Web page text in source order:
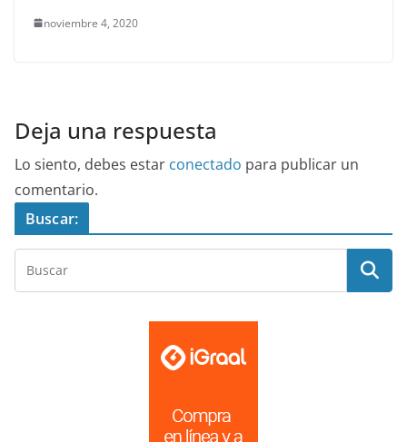
noviembre 4, 2020
Deja una respuesta
Lo siento, debes estar conectado para publicar un
comentario.
Buscar: